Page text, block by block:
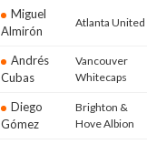
Miguel
Almirón
Atlanta United
Andrés
Cubas
Vancouver
Whitecaps
Diego
Gómez
Brighton &
Hove Albion